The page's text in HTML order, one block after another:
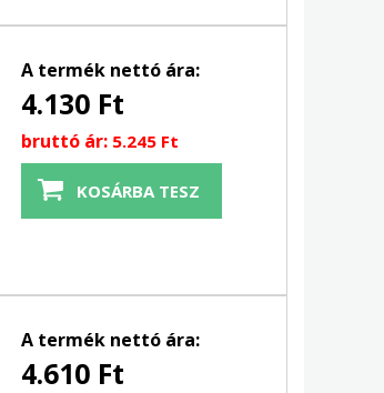
A termék nettó ára:
4.130 Ft
bruttó ár: 5.245 Ft
A termék nettó ára:
4.610 Ft